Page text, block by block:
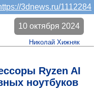
3dnews.ru/1112284
Ryzen AI
ноутбуков
10 октября 2024
Николай Хижняк